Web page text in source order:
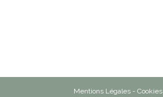
Mentions Légales - Cookies